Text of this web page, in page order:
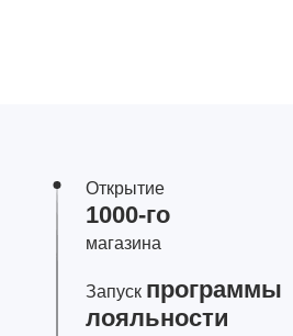
Открытие
1000‑го
магазина
Запуск программы
лояльности